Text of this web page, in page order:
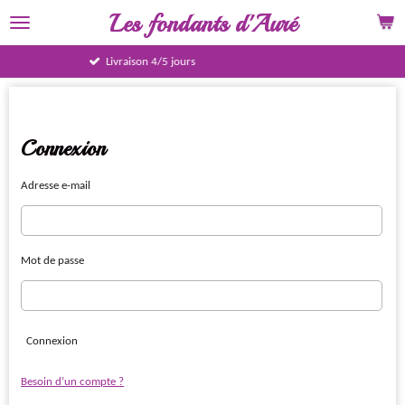
Passer
principal
Les fondants d'Auré
Paiement sécurisé
Connexion
Adresse e-mail
Mot de passe
Connexion
Besoin d’un compte ?